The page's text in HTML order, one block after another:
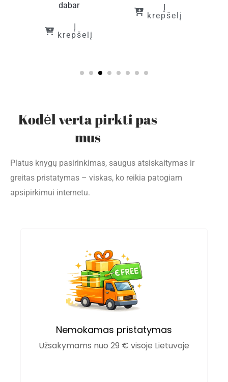
dabar
krepšelį
krepšelį
Kodėl verta pirkti pas
mus
Platus knygų pasirinkimas, saugus atsiskaitymas ir
greitas pristatymas – viskas, ko reikia patogiam
apsipirkimui internetu.
Nemokamas pristatymas
Užsakymams nuo 29 € visoje Lietuvoje